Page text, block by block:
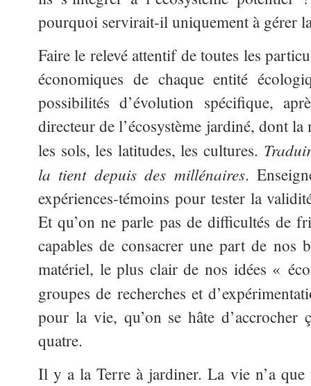
pourquoi servirait-il uniquement à gérer
Faire le relevé attentif de toutes les
économiques de chaque entité
possibilités d’évolution spécifique,
directeur de l’écosystème jardiné, dont
les sols, les latitudes, les cultures.
la tient depuis des millénaires.
expériences-témoins pour tester la
Et qu’on ne parle pas de difficultés de
capables de consacrer une part de nos
matériel, le plus clair de nos idées «
groupes de recherches et
pour la vie, qu’on se hâte
quatre.
Il y a la Terre à jardiner. La vie n’a que